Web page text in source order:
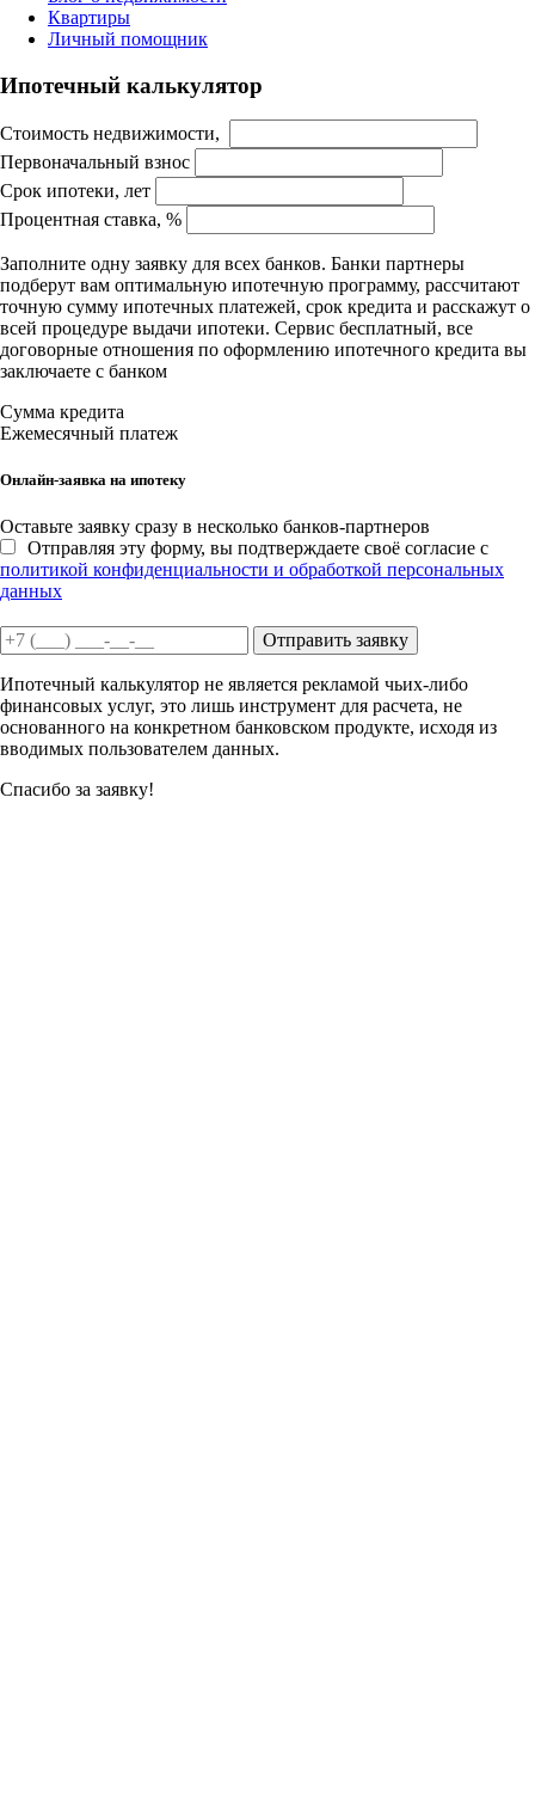
Квартиры
Личный помощник
Ипотечный калькулятор
Стоимость недвижимости,
Первоначальный взнос
Срок ипотеки, лет
Процентная ставка, %
Заполните одну заявку для всех банков. Банки партнеры
подберут вам оптимальную ипотечную программу, рассчитают
точную сумму ипотечных платежей, срок кредита и расскажут о
всей процедуре выдачи ипотеки. Сервис бесплатный, все
договорные отношения по оформлению ипотечного кредита вы
заключаете с банком
Сумма кредита
Ежемесячный платеж
Онлайн-заявка на ипотеку
Оставьте заявку сразу в несколько банков-партнеров
Отправляя эту форму, вы подтверждаете своё согласие с
политикой конфиденциальности и обработкой персональных
данных
Отправить заявку
Ипотечный калькулятор не является рекламой чьих-либо
финансовых услуг, это лишь инструмент для расчета, не
основанного на конкретном банковском продукте, исходя из
вводимых пользователем данных.
Спасибо за заявку!